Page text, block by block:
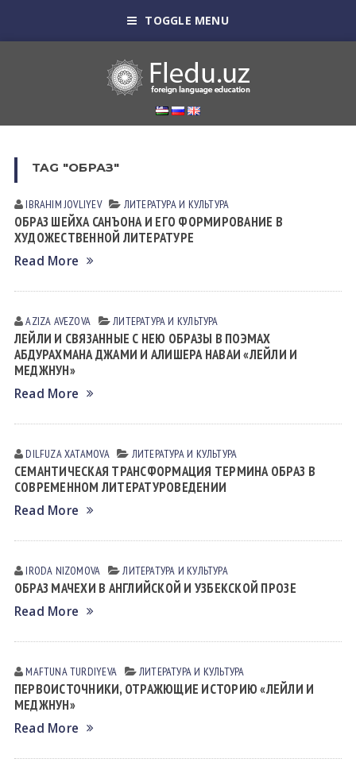
TOGGLE MENU
TAG "ОБРАЗ"
IBRAHIM JOVLIYEV ЛИТЕРАТУРА И КУЛЬТУРА
ОБРАЗ ШЕЙХА САНЪОНА И ЕГО ФОРМИРОВАНИЕ В
ХУДОЖЕСТВЕННОЙ ЛИТЕРАТУРЕ
Read More
AZIZA AVEZOVA ЛИТЕРАТУРА И КУЛЬТУРА
ЛЕЙЛИ И СВЯЗАННЫЕ С НЕЮ ОБРАЗЫ В ПОЭМАХ
АБДУРАХМАНА ДЖАМИ И АЛИШЕРА НАВАИ «ЛЕЙЛИ И
МЕДЖНУН»
Read More
DILFUZA XATAMOVA ЛИТЕРАТУРА И КУЛЬТУРА
СЕМАНТИЧЕСКАЯ ТРАНСФОРМАЦИЯ ТЕРМИНА ОБРАЗ В
СОВРЕМЕННОМ ЛИТЕРАТУРОВЕДЕНИИ
Read More
IRODA NIZOMOVA ЛИТЕРАТУРА И КУЛЬТУРА
ОБРАЗ МАЧЕХИ В АНГЛИЙСКОЙ И УЗБЕКСКОЙ ПРОЗЕ
Read More
MAFTUNA TURDIYEVA ЛИТЕРАТУРА И КУЛЬТУРА
ПЕРВОИСТОЧНИКИ, ОТРАЖЮЩИЕ ИСТОРИЮ «ЛЕЙЛИ И
МЕДЖНУН»
Read More